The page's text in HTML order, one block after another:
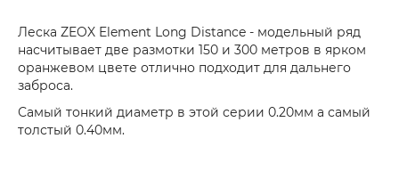
Леска ZEOX Element Long Distance - модельный ряд
насчитывает две размотки 150 и 300 метров в ярком
оранжевом цвете отлично подходит для дальнего
заброса.
Самый тонкий диаметр в этой серии 0.20мм а самый
толстый 0.40мм.